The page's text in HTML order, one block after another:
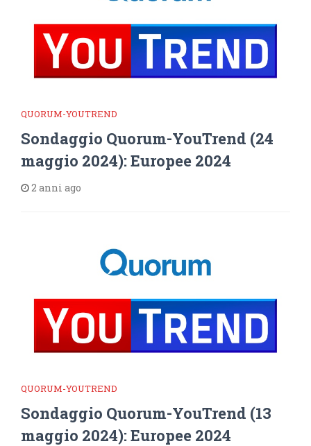
QUORUM-YOUTREND
Sondaggio Quorum-YouTrend (24
maggio 2024): Europee 2024
2 anni ago
QUORUM-YOUTREND
Sondaggio Quorum-YouTrend (13
maggio 2024): Europee 2024